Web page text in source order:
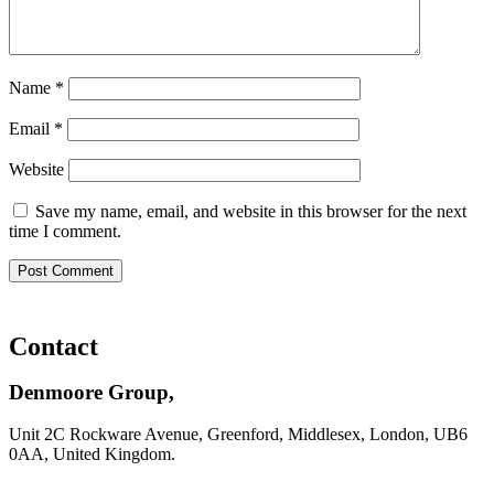
Name *
Email *
Website
Save my name, email, and website in this browser for the next
time I comment.
Contact
Denmoore Group,
Unit 2C Rockware Avenue, Greenford, Middlesex, London, UB6
0AA, United Kingdom.